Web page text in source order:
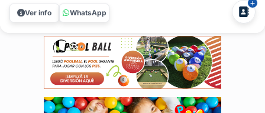
detalle que fascine a los chicos y sorprenda a los grandes?
Soy Gust, artista plástico, ilustrador y docente uruguayo
con más...
Ver info WhatsApp